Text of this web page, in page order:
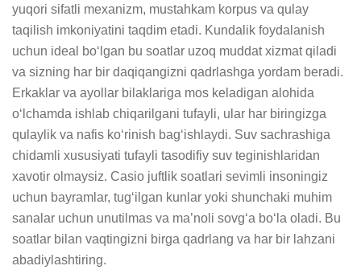
yuqori sifatli mexanizm, mustahkam korpus va qulay
taqilish imkoniyatini taqdim etadi. Kundalik foydalanish
uchun ideal bo‘lgan bu soatlar uzoq muddat xizmat qiladi
va sizning har bir daqiqangizni qadrlashga yordam beradi.
Erkaklar va ayollar bilaklariga mos keladigan alohida
o‘lchamda ishlab chiqarilgani tufayli, ular har biringizga
qulaylik va nafis ko‘rinish bag‘ishlaydi. Suv sachrashiga
chidamli xususiyati tufayli tasodifiy suv teginishlaridan
xavotir olmaysiz. Casio juftlik soatlari sevimli insoningiz
uchun bayramlar, tug‘ilgan kunlar yoki shunchaki muhim
sanalar uchun unutilmas va ma’noli sovg‘a bo‘la oladi. Bu
soatlar bilan vaqtingizni birga qadrlang va har bir lahzani
abadiylashtiring.